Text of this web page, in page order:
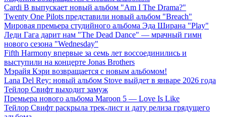
Cardi B выпускает новый альбом "Am I The Drama?"
Twenty One Pilots представили новый альбом "Breach"
Мировая премьера студийного альбома Эда Ширана "Play"
Леди Гага дарит нам "The Dead Dance" — мрачный гимн
нового сезона "Wednesday"
Fifth Harmony впервые за семь лет воссоединились и
выступили на концерте Jonas Brothers
Мэрайя Кэри возвращается с новым альбомом!
Lana Del Rey: новый альбом Stove выйдет в январе 2026 года
Тейлор Свифт выходит замуж
Премьера нового альбома Maroon 5 — Love Is Like
Тейлор Свифт раскрыла трек-лист и дату релиза грядущего